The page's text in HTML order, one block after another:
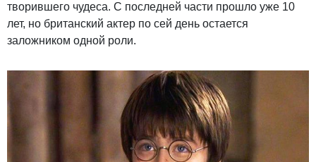
творившего чудеса. С последней части прошло уже 10
лет, но британский актер по сей день остается
заложником одной роли.